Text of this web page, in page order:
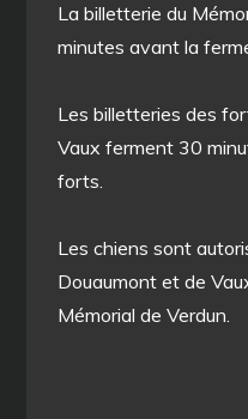
La billetterie du
minutes avant la
Les billetteries des
Vaux ferment 30
forts.
Les chiens sont
Douaumont et de
Mémorial de Verdun.